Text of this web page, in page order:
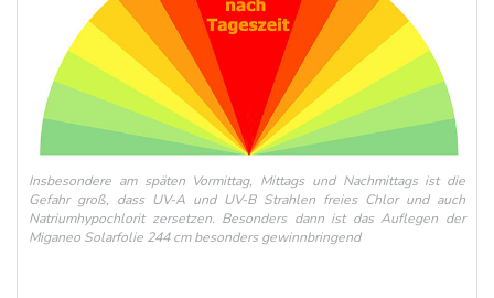
Insbesondere am späten Vormittag, Mittags und Nachmittags ist die
Gefahr groß, dass UV-A und UV-B Strahlen freies Chlor und auch
Natriumhypochlorit zersetzen. Besonders dann ist das Auflegen der
Miganeo Solarfolie 244 cm besonders gewinnbringend